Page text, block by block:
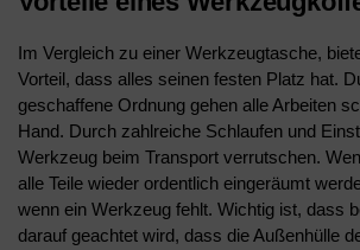
Im Vergleich zu einer Werkzeugtasche,
Vorteil, dass alles seinen festen Platz hat.
geschaffene Ordnung gehen alle Arbeiten
Hand. Durch zahlreiche Schlaufen und
Werkzeug beim Transport verrutschen.
alle Teile wieder ordentlich eingeräumt
wenn ein Werkzeug fehlt. Wichtig ist, dass
darauf geachtet wird, dass die Außenhülle